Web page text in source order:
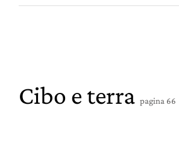
Cibo e terra pagina 66